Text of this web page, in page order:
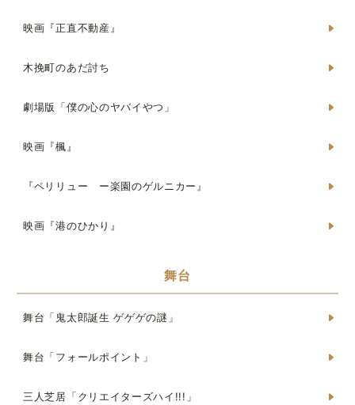
映画『正直不動産』
木挽町のあだ討ち
劇場版「僕の心のヤバイやつ」
映画『楓』
『ペリリュー ー楽園のゲルニカー』
映画『港のひかり』
舞台
舞台「鬼太郎誕生 ゲゲゲの謎」
舞台「フォールポイント」
三人芝居「クリエイターズハイ!!!」